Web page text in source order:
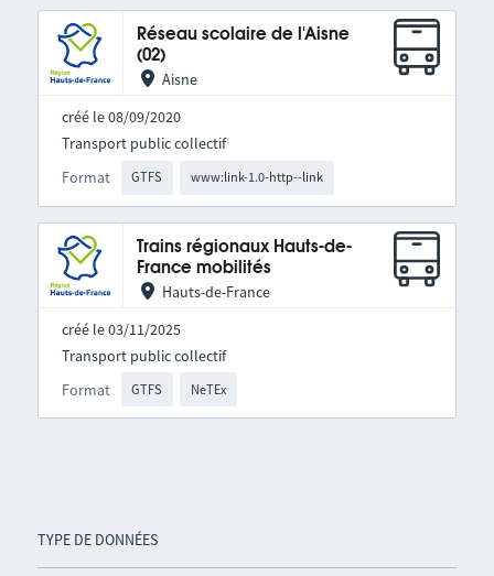
TYPE DE DONNÉES
Réseau scolaire de l'Aisne
(02)
Aisne
créé le 08/09/2020
Format GTFS www:link-1.0-http--link
Transport public collectif
Trains régionaux Hauts-de-
France mobilités
Hauts-de-France
créé le 03/11/2025
Format GTFS NeTEx
Transport public collectif